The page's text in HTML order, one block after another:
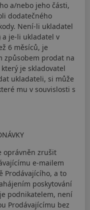
a/nebo jeho části,
dodatečného
Není-li ukladatel
je-li ukladatel v
6 měsíců, je
způsobem prodat na
je skladovatel
ukladateli, si může
mu v souvislosti s
oprávněn zrušit
e-mailem
Prodávajícího, a to
poskytování
podnikatelem, není
Prodávajícímu bez